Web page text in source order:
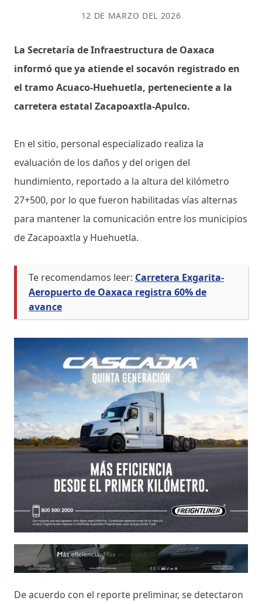
12 DE MARZO DEL 2026
La Secretaría de Infraestructura de Oaxaca
informó que ya atiende el socavón registrado en
el tramo Acuaco-Huehuetla, perteneciente a la
carretera estatal Zacapoaxtla-Apulco.
En el sitio, personal especializado realiza la
evaluación de los daños y del origen del
hundimiento, reportado a la altura del kilómetro
27+500, por lo que fueron habilitadas vías alternas
para mantener la comunicación entre los municipios
de Zacapoaxtla y Huehuetla.
Te recomendamos leer: Carretera Exgarita-
Aeropuerto de Oaxaca registra 60% de
avance
De acuerdo con el reporte preliminar, se detectaron